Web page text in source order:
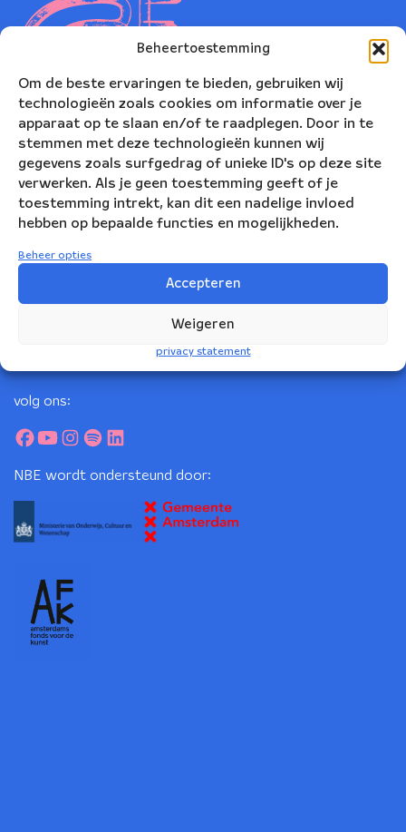
Beheertoestemming
Om de beste ervaringen te bieden, gebruiken wij
technologieën zoals cookies om informatie over je
apparaat op te slaan en/of te raadplegen. Door in te
stemmen met deze technologieën kunnen wij
gegevens zoals surfgedrag of unieke ID's op deze site
verwerken. Als je geen toestemming geeft of je
toestemming intrekt, kan dit een nadelige invloed
hebben op bepaalde functies en mogelijkheden.
Beheer opties
Accepteren
Weigeren
privacy statement
Nederlands Blazers Ensemble
Korte Leidsedwarsstraat 12
volg ons:
NBE wordt ondersteund door: